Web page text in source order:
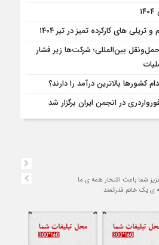
های کارکرده تمیز در تیر ۱۴۰۴
بین‌المللی؛ شرکت‌ها زیر فشار
کشورها بالاترین درآمد را دارند؟
در انجمن ایران برگزار شد
شما باعث افتخار همه ی ما
ی یک خانم قدرتمند